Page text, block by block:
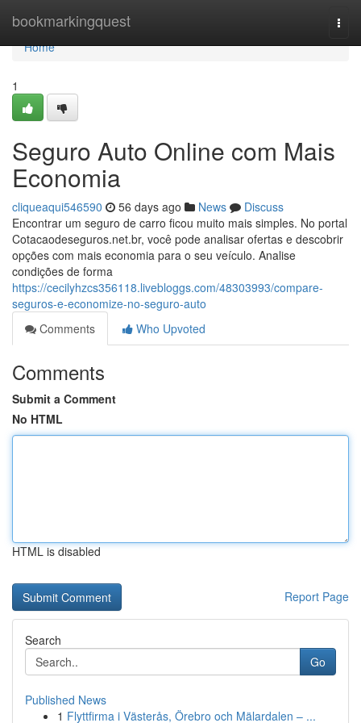
bookmarkingquest
Home
Home
1
Seguro Auto Online com Mais
Economia
cliqueaqui546590 56 days ago News
Discuss
Encontrar um seguro de carro ficou muito mais simples. No portal
Cotacaodeseguros.net.br, você pode analisar ofertas e descobrir
opções com mais economia para o seu veículo. Analise
condições de forma
https://cecilyhzcs356118.livebloggs.com/48303993/compare-
seguros-e-economize-no-seguro-auto
Comments
Who Upvoted
Comments
Submit a Comment
No HTML
HTML is disabled
Report Page
Search
Go
Published News
1 Flyttfirma i Västerås, Örebro och Mälardalen – ...